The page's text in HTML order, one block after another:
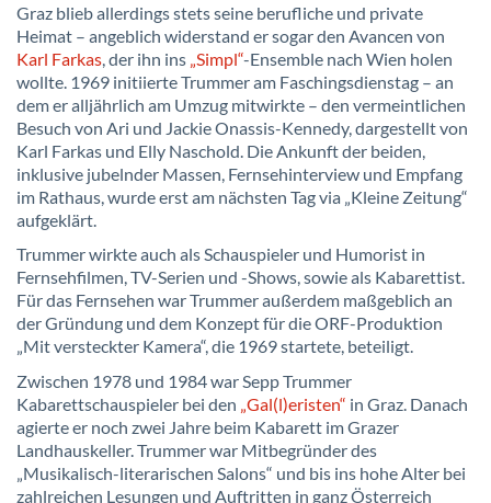
Graz blieb allerdings stets seine berufliche und private
Heimat – angeblich widerstand er sogar den Avancen von
Karl Farkas, der ihn ins „Simpl“-Ensemble nach Wien holen
wollte. 1969 initiierte Trummer am Faschingsdienstag – an
dem er alljährlich am Umzug mitwirkte – den vermeintlichen
Besuch von Ari und Jackie Onassis-Kennedy, dargestellt von
Karl Farkas und Elly Naschold. Die Ankunft der beiden,
inklusive jubelnder Massen, Fernsehinterview und Empfang
im Rathaus, wurde erst am nächsten Tag via „Kleine Zeitung“
aufgeklärt.
Trummer wirkte auch als Schauspieler und Humorist in
Fernsehfilmen, TV-Serien und -Shows, sowie als Kabarettist.
Für das Fernsehen war Trummer außerdem maßgeblich an
der Gründung und dem Konzept für die ORF-Produktion
„Mit versteckter Kamera“, die 1969 startete, beteiligt.
Zwischen 1978 und 1984 war Sepp Trummer
Kabarettschauspieler bei den „Gal(l)eristen“ in Graz. Danach
agierte er noch zwei Jahre beim Kabarett im Grazer
Landhauskeller. Trummer war Mitbegründer des
„Musikalisch-literarischen Salons“ und bis ins hohe Alter bei
zahlreichen Lesungen und Auftritten in ganz Österreich